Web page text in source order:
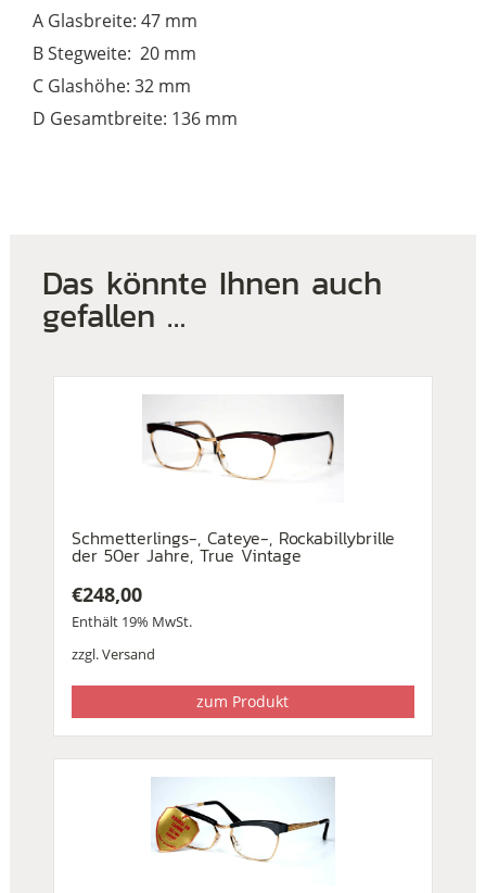
A Glasbreite: 47 mm
B Stegweite: 20 mm
C Glashöhe: 32 mm
D Gesamtbreite: 136 mm
Das könnte Ihnen auch
gefallen …
Schmetterlings-, Cateye-, Rockabillybrille
der 50er Jahre, True Vintage
€248,00
Enthält 19% MwSt.
zzgl.Versand
zum Produkt